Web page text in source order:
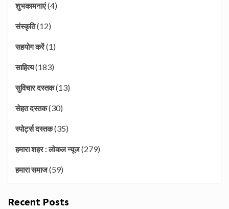
शुभकामनाएं(4)
संस्कृति(12)
सहयोग करें(1)
साहित्य(183)
सुविचार दस्तक(13)
सेहत दस्तक(30)
स्पोर्ट्स दस्तक(35)
हमारा शहर : लोकल न्यूज(279)
हमारा समाज(59)
Recent Posts